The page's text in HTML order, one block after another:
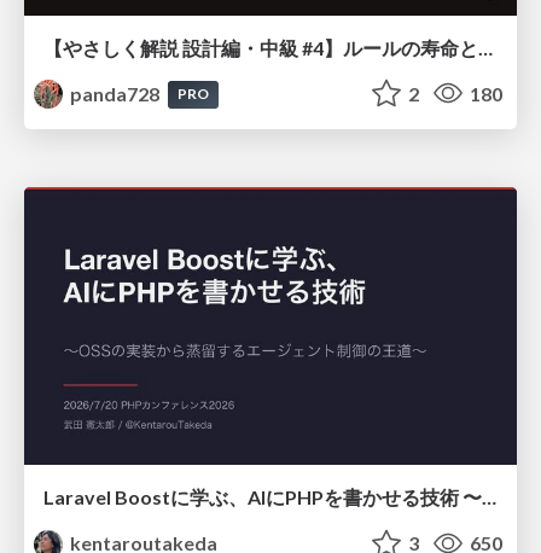
panda728
PRO 2 180
Laravel Boostに学ぶ、AIにPHPを書かせる技術 〜OSSの実装から蒸留するエージェント制御の王道〜
kentaroutakeda
3 650